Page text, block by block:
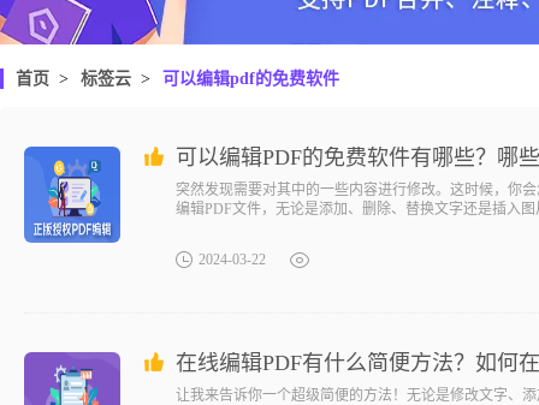
首页 > 标签云 > 可以编辑pdf的免费软件
可以编辑PDF的免费软件有哪些？哪
突然发现需要对其中的一些内容进行修改。这时候，你
编辑PDF文件，无论是添加、删除、替换文字还是插入
2024-03-22
在线编辑PDF有什么简便方法？如何
让我来告诉你一个超级简便的方法！无论是修改文字、